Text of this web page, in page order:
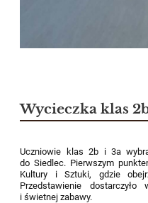
Wycieczka klas
Uczniowie klas 2b i 3a
do Siedlec. Pierwszym
Kultury i Sztuki, gdzie
Przedstawienie
i świetnej zabawy.